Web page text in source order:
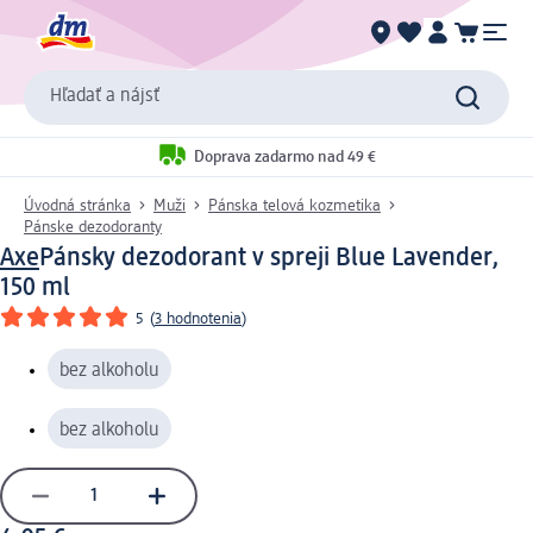
Hľadať a nájsť
Doprava zadarmo nad 49 €
Úvodná stránka Muži
Pánska telová kozmetika
Pánske dezodoranty
AxePánsky dezodorant v spreji Blue Lavender,
150 ml
5 (3 hodnotenia)
bez alkoholu
bez alkoholu